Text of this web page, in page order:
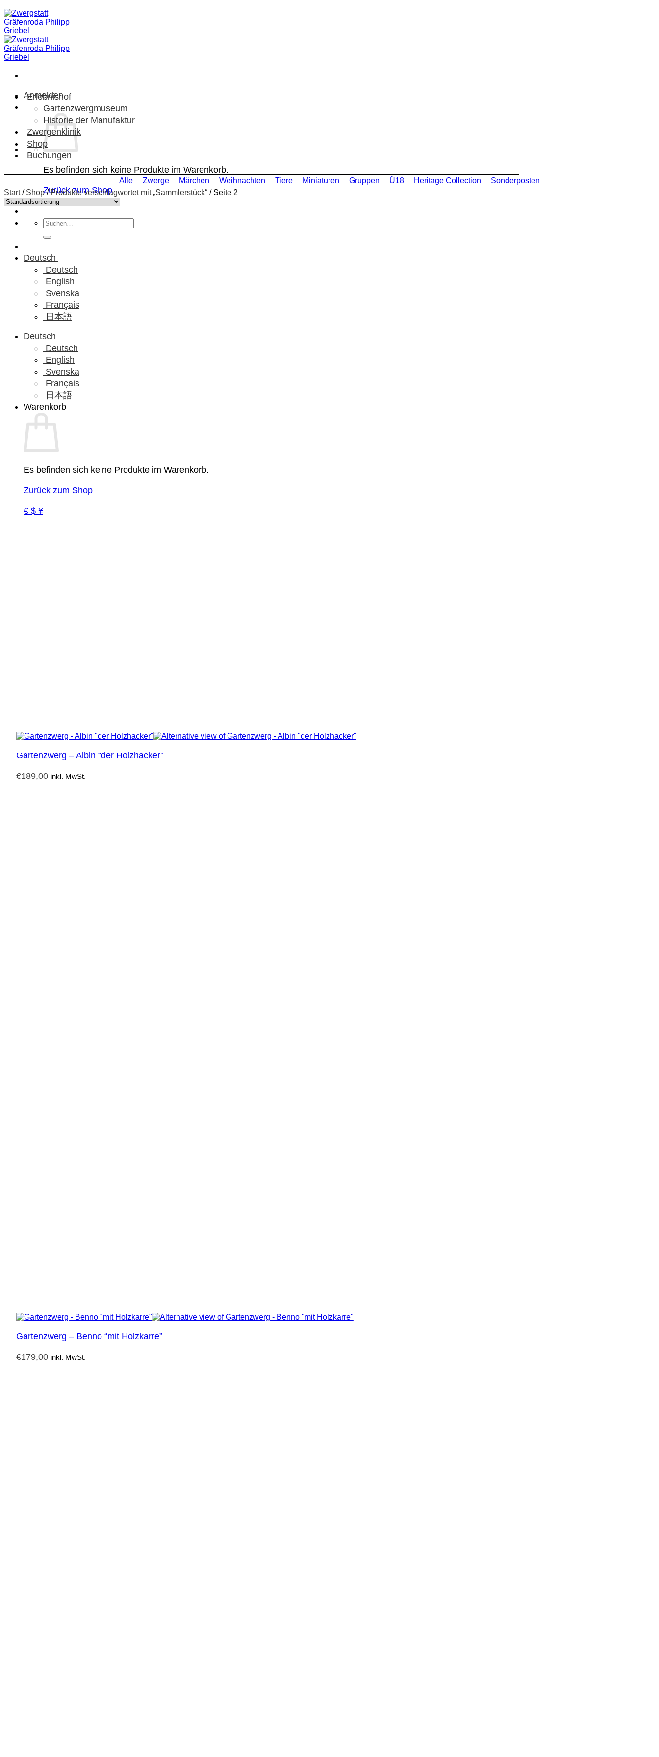
Zum
Inhalt
springen
Anmelden
Es befinden sich keine Produkte im Warenkorb.
Zurück zum Shop
Suchen
nach:
Deutsch
Deutsch
English
Svenska
Français
日本語
Deutsch
Deutsch
English
Svenska
Français
日本語
Warenkorb
Es befinden sich keine Produkte im Warenkorb.
Zurück zum Shop
€ $ ¥
Erlebnishof
Gartenzwergmuseum
Historie der Manufaktur
Zwergenklinik
Shop
Buchungen
Alle Zwerge Märchen Weihnachten Tiere Miniaturen Gruppen Ü18 Heritage Collection
Sonderposten
Start / Shop / Produkte verschlagwortet mit „Sammlerstück“ /Seite 2
Gartenzwerg – Albin “der Holzhacker”
€189,00 inkl. MwSt.
Gartenzwerg – Benno “mit Holzkarre”
€179,00 inkl. MwSt.